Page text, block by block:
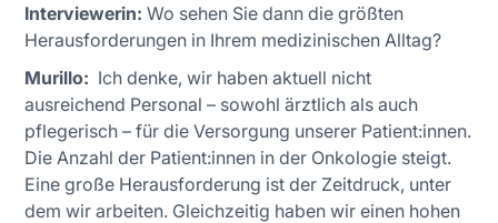
Interviewerin: Wo sehen Sie dann die größten
Herausforderungen in Ihrem medizinischen Alltag?
Murillo: Ich denke, wir haben aktuell nicht
ausreichend Personal – sowohl ärztlich als auch
pflegerisch – für die Versorgung unserer Patient:innen.
Die Anzahl der Patient:innen in der Onkologie steigt.
Eine große Herausforderung ist der Zeitdruck, unter
dem wir arbeiten. Gleichzeitig haben wir einen hohen